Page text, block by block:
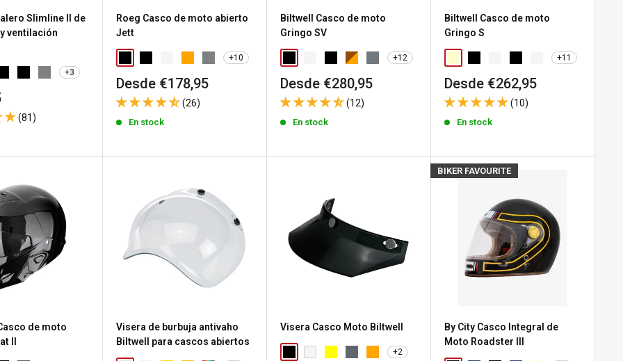
Slimline II de
ventilación
+3
(81)
Roeg Casco de moto abierto
Jett
+10
Precio
de
venta
Desde €178,95
(26)
En stock
Biltwell Casco de moto
Gringo SV
+12
Precio
de
venta
Desde €280,95
(12)
En stock
Biltwell Casco de moto
Gringo S
+11
Precio
de
venta
Desde €262,95
(10)
En stock
de moto
II
Visera de burbuja antivaho
Biltwell para cascos abiertos
Visera Casco Moto Biltwell
+2
BIKER FAVOURITE
By City Casco Integral de
Moto Roadster III